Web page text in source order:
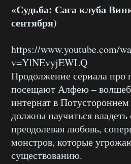
«Судьба: Сага клуба
сентября)
https://www.youtube.com/
v=YlNEvyjEWLQ
Продолжение сериала про
посещают Алфею –
интернат в
должны научиться
преодолевая любовь,
монстров, которые
существованию.